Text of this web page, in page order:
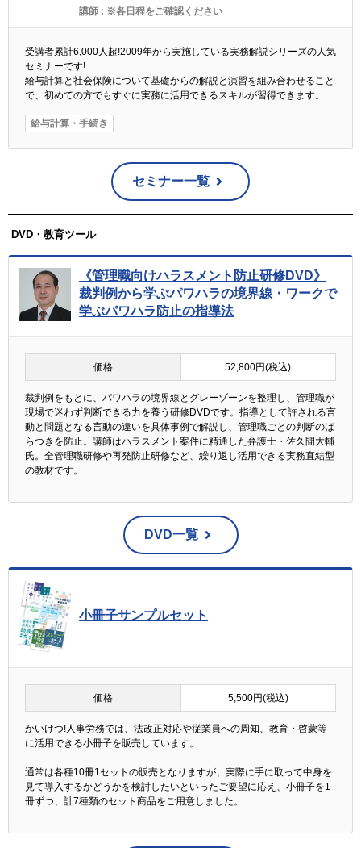
講師 : ※各日程をご確認ください
受講者累計6,000人超!2009年から実施している実務解説シリーズの人気
セミナーです!
給与計算と社会保険について基礎からの解説と演習を組み合わせること
で、初めての方でもすぐに実務に活用できるスキルが習得できます。
給与計算・手続き
セミナー一覧
DVD・教育ツール
《管理職向けハラスメント防止研修DVD》
裁判例から学ぶパワハラの境界線・ワークで
学ぶパワハラ防止の指導法
価格 52,800円(税込)
裁判例をもとに、パワハラの境界線とグレーゾーンを整理し、管理職が
現場で迷わず判断できる力を養う研修DVDです。指導として許される言
動と問題となる言動の違いを具体事例で解説し、管理職ごとの判断のば
らつきを防止。講師はハラスメント案件に精通した弁護士・佐久間大輔
氏。全管理職研修や再発防止研修など、繰り返し活用できる実務直結型
の教材です。
DVD一覧
小冊子サンプルセット
価格 5,500円(税込)
かいけつ!人事労務では、法改正対応や従業員への周知、教育・啓蒙等
に活用できる小冊子を販売しています。
通常は各種10冊1セットの販売となりますが、実際に手に取って中身を
見て導入するかどうかを検討したいといったご要望に応え、小冊子を1
冊ずつ、計7種類のセット商品をご用意しました。